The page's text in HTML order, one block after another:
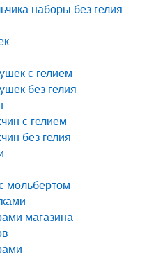
наборы без гелия
с гелием
без гелия
с гелием
без гелия
мольбертом
магазина